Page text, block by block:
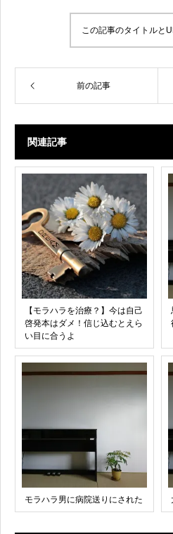
この記事のタイトルと
前の記事
関連記事
【モラハラを治療？】今は自己
啓発本はダメ！信じ込むとえら
い目に合うよ
モラハラ男に病院送りにされた